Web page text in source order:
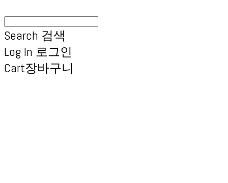
Search 검색
Log In 로그인
Cart장바구니